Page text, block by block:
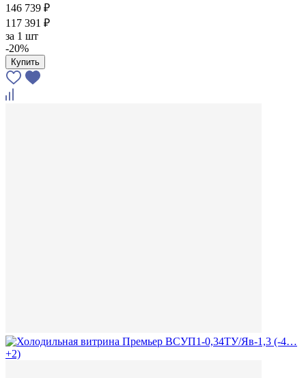
146 739 ₽
117 391 ₽
за 1 шт
-20%
Купить